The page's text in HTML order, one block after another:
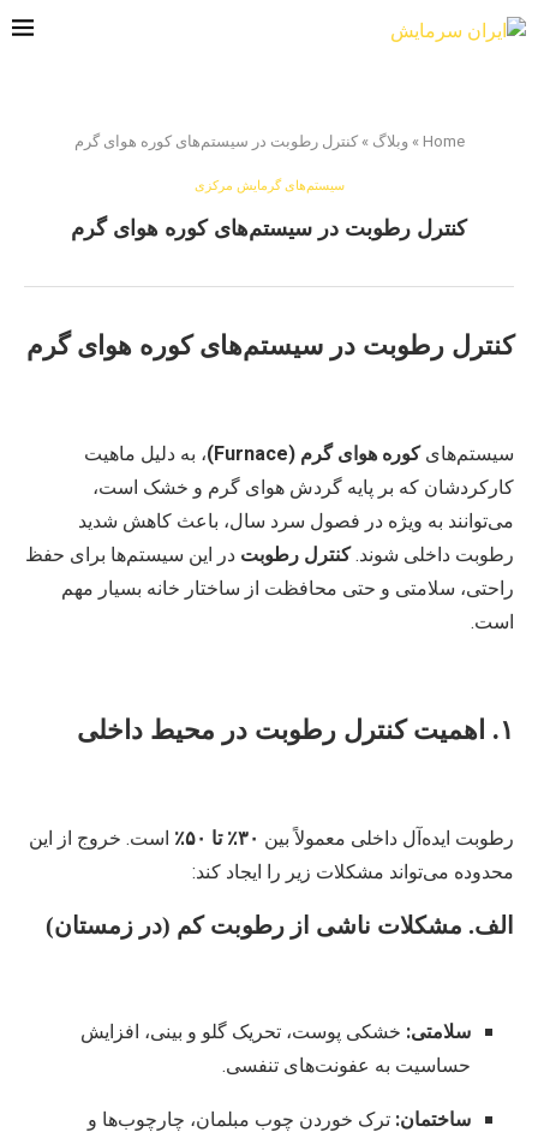
Home
»وبلاگ »کنترل رطوبت در سیستم‌های کوره هوای گرم
سیستم‌های گرمایش مرکزی
کنترل رطوبت در سیستم‌های کوره هوای گرم
کنترل رطوبت در سیستم‌های کوره هوای گرم
سیستم‌هایکوره هوای گرم (Furnace)
، به دلیل ماهیت
کارکردشان که بر پایه گردش هوای گرم و خشک است،
می‌توانند به ویژه در فصول سرد سال، باعث کاهش شدید
رطوبت داخلی شوند.کنترل رطوبت در این سیستم‌ها برای حفظ
راحتی، سلامتی و حتی محافظت از ساختار خانه بسیار مهم
است.
۱. اهمیت کنترل رطوبت در محیط داخلی
رطوبت ایده‌آل داخلی معمولاً بین ۳۰٪ تا ۵۰٪
است. خروج از این
محدوده می‌تواند مشکلات زیر را ایجاد کند:
الف. مشکلات ناشی از رطوبت کم (در زمستان)
سلامتی: خشکی پوست، تحریک گلو و بینی، افزایش
حساسیت به عفونت‌های تنفسی.
ساختمان: ترک خوردن چوب مبلمان، چارچوب‌ها و